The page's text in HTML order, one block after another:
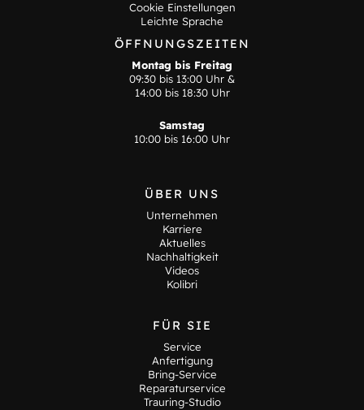
Cookie Einstellungen
Leichte Sprache
ÖFFNUNGSZEITEN
Montag bis Freitag
09:30 bis 13:00 Uhr &
14:00 bis 18:30 Uhr
Samstag
10:00 bis 16:00 Uhr
ÜBER UNS
Unternehmen
Karriere
Aktuelles
Nachhaltigkeit
Videos
Kolibri
FÜR SIE
Service
Anfertigung
Bring-Service
Reparaturservice
Trauring-Studio